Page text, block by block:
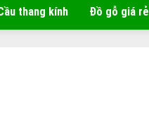
thang kính Đồ gỗ giá rẻ